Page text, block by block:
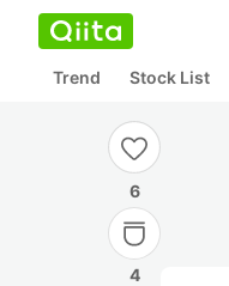
Trend Stock List
6
4